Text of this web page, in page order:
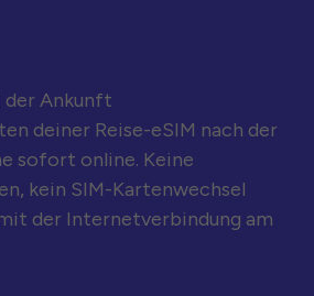
Ankunft
deiner Reise-eSIM nach der
sofort online. Keine
kein SIM-Kartenwechsel
der Internetverbindung am